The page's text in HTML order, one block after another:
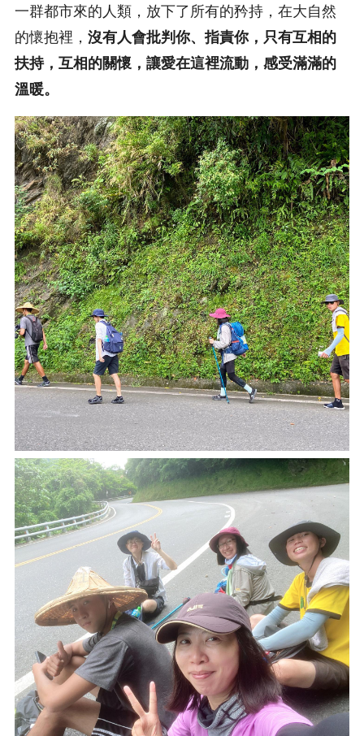
一群都市來的人類，放下了所有的矜持，在大自然
的懷抱裡， 沒有人會批判你、指責你，只有互相的
扶持，互相的關懷，讓愛在這裡流動，感受滿滿的
溫暖。